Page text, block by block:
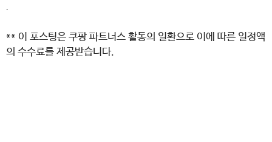
.
** 이 포스팅은 쿠팡 파트너스 활동의 일환으로 이에 따른 일정액
의 수수료를 제공받습니다.